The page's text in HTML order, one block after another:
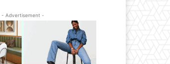
- Advertisement -